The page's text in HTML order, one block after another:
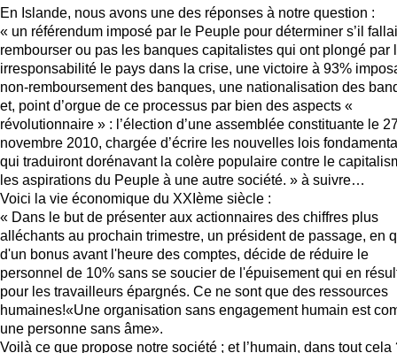
En Islande, nous avons une des réponses à notre question :
« un référendum imposé par le Peuple pour déterminer s’il
rembourser ou pas les banques capitalistes qui ont plongé par
irresponsabilité le pays dans la crise, une victoire à 93%
non-remboursement des banques, une nationalisation des
et, point d’orgue de ce processus par bien des aspects «
révolutionnaire » : l’élection d’une assemblée constituante le
novembre 2010, chargée d’écrire les nouvelles lois
qui traduiront dorénavant la colère populaire contre le
les aspirations du Peuple à une autre société. » à suivre…
Voici la vie économique du XXIème siècle :
« Dans le but de présenter aux actionnaires des chiffres plus
alléchants au prochain trimestre, un président de passage, en
d'un bonus avant l'heure des comptes, décide de réduire le
personnel de 10% sans se soucier de l'épuisement qui en
pour les travailleurs épargnés. Ce ne sont que des ressources
humaines!«Une organisation sans engagement humain est
une personne sans âme».
Voilà ce que propose notre société ; et l’humain, dans tout cela